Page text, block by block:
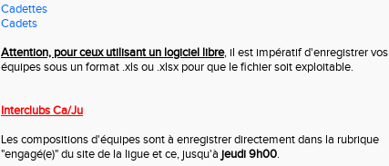
Cadettes
Cadets
Attention, pour ceux utilisant un logiciel libre, il est impératif d'enregistrer vos
équipes sous un format .xls ou .xlsx pour que le fichier soit exploitable.
Interclubs Ca/Ju
Les compositions d'équipes sont à enregistrer directement dans la rubrique
"engagé(e)" du site de la ligue et ce, jusqu'à jeudi 9h00.